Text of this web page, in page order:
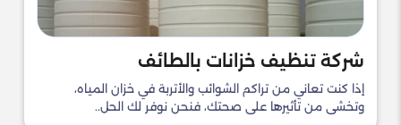
شركة تنظيف خزانات بالطائف
إذا كنت تعاني من تراكم الشوائب والأتربة في خزان المياه،
وتخشى من تأثيرها على صحتك، فنحن نوفر لك الحل..